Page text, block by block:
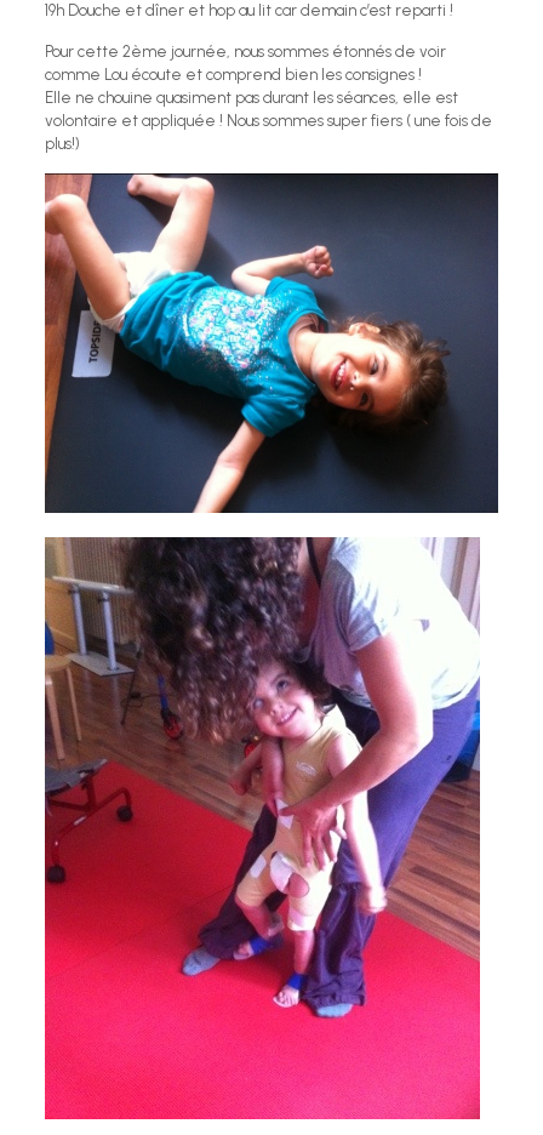
19h Douche et dîner et hop au lit car demain c’est reparti !
Pour cette 2ème journée, nous sommes étonnés de voir
comme Lou écoute et comprend bien les consignes !
Elle ne chouine quasiment pas durant les séances, elle est
volontaire et appliquée ! Nous sommes super fiers ( une fois de
plus!)